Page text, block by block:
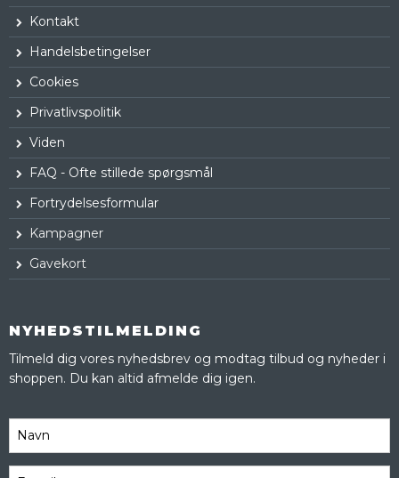
Kontakt
Handelsbetingelser
Cookies
Privatlivspolitik
Viden
FAQ - Ofte stillede spørgsmål
Fortrydelsesformular
Kampagner
Gavekort
NYHEDSTILMELDING
Tilmeld dig vores nyhedsbrev og modtag tilbud og nyheder i
shoppen. Du kan altid afmelde dig igen.